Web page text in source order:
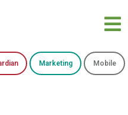
Marketing Mobile